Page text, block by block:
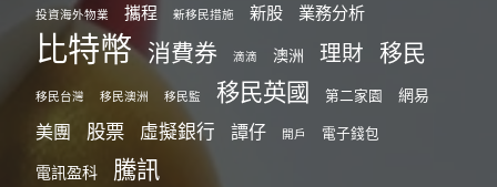
投資海外物業 攜程 新移民措施 新股 業務分析
比特幣 消費券 滴滴 澳洲 理財 移民
移民台灣 移民澳洲 移民監 移民英國 第二家園 網易
美團 股票 虛擬銀行 譚仔 開戶 電子錢包
電訊盈科 騰訊